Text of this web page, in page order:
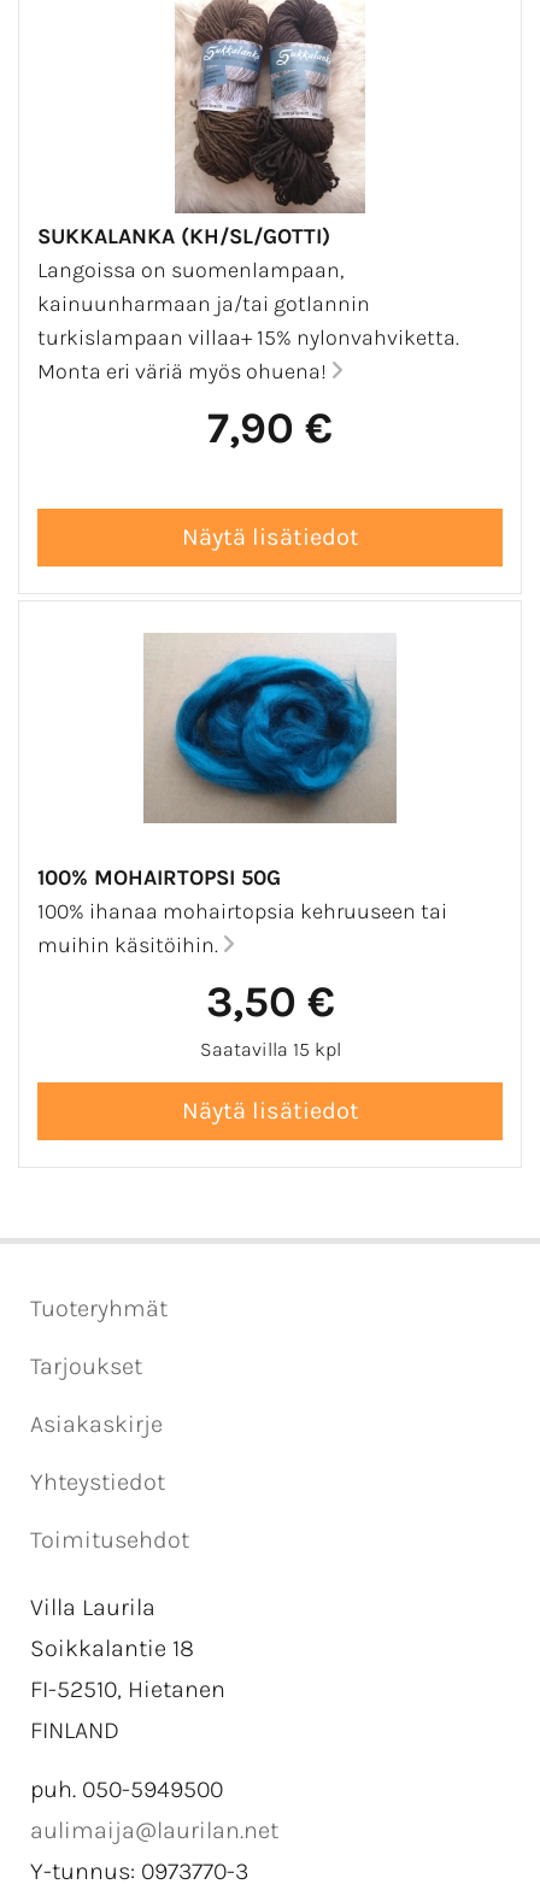
SUKKALANKA (KH/SL/GOTTI)
Langoissa on suomenlampaan,
kainuunharmaan ja/tai gotlannin
turkislampaan villaa+ 15% nylonvahviketta.
Monta eri väriä myös ohuena!
7,90 €
100% MOHAIRTOPSI 50G
100% ihanaa mohairtopsia kehruuseen tai
muihin käsitöihin.
3,50 €
Saatavilla 15 kpl
Tuoteryhmät
Tarjoukset
Asiakaskirje
Yhteystiedot
Toimitusehdot
Villa Laurila
Soikkalantie 18
FI-52510, Hietanen
FINLAND
puh. 050-5949500
aulimaija@laurilan.net
Y-tunnus: 0973770-3